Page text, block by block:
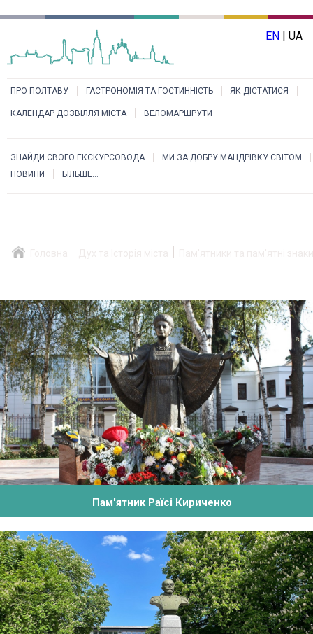
EN | UA
ПРО ПОЛТАВУ ГАСТРОНОМІЯ ТА ГОСТИННІСТЬ ЯК ДІСТАТИСЯ
КАЛЕНДАР ДОЗВІЛЛЯ МІСТА ВЕЛОМАРШРУТИ
ЗНАЙДИ СВОГО ЕКСКУРСОВОДА
МИ ЗА ДОБРУ МАНДРІВКУ СВІТОМ
НОВИНИ
БІЛЬШЕ...
Пам'ятник Раїсі Кириченко